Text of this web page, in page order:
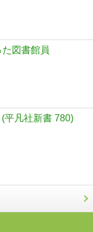
図書館員
平凡社新書 780)